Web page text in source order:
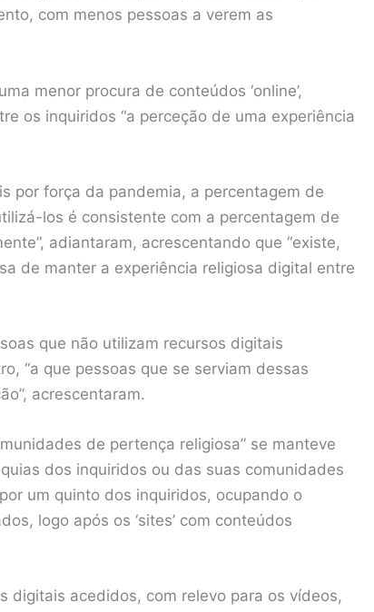
com menos pessoas a verem as
menor procura de conteúdos ‘online’,
os inquiridos “a perceção de uma experiência
por força da pandemia, a percentagem de
los é consistente com a percentagem de
adiantaram, acrescentando que “existe,
de manter a experiência religiosa digital entre
que não utilizam recursos digitais
“a que pessoas que se serviam dessas
acrescentaram.
de pertença religiosa” se manteve
dos inquiridos ou das suas comunidades
um quinto dos inquiridos, ocupando o
logo após os ‘sites’ com conteúdos
digitais acedidos, com relevo para os vídeos,